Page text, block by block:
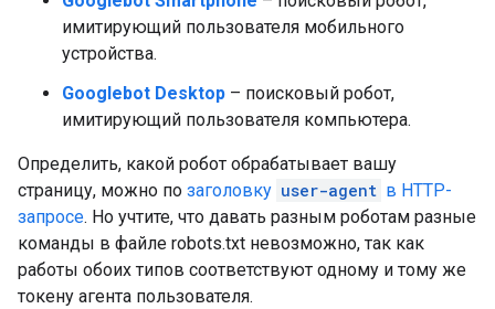
имитирующий пользователя мобильного
устройства.
Googlebot Desktop – поисковый робот,
имитирующий пользователя компьютера.
Определить, какой робот обрабатывает вашу
страницу, можно по заголовку user-agent в HTTP-
запросе. Но учтите, что давать разным роботам разные
команды в файле robots.txt невозможно, так как
работы обоих типов соответствуют одному и тому же
токену агента пользователя.